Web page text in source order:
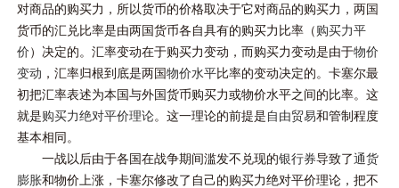
对商品的购买力，所以货币的价格取决于它对商品的购买力，两国
货币的汇兑比率是由两国货币各自具有的购买力比率（ 购买力平
价 ）决定的。汇率变动在于购买力变动，而购买力变动是由于物价
变动 ，汇率归根到底是两国物价水平比率的变动决定的。卡塞尔最
初把汇率表述为本国与外国货币购买力或物价水平之间的比率。这
就是购买力绝对平价理论。这一理论的前提是 自由贸易和管制程度
基本相同。
一战以后由于各国在战争期间滥发不兑现的银行券导致了通货
膨胀和物价上涨，卡塞尔修改了自己的购买力绝对平价理论，把不